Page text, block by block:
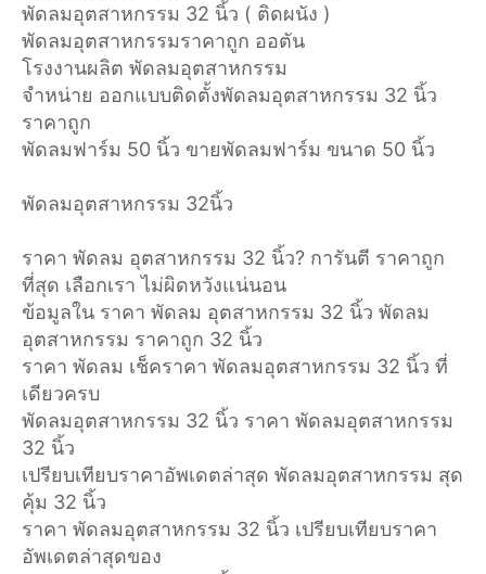
พัดลมอุตสาหกรรม 32 นิ้ว ( ติดผนัง )
พัดลมอุตสาหกรรมราคาถูก ออตัน
โรงงานผลิต พัดลมอุตสาหกรรม
จำหน่าย ออกแบบติดตั้งพัดลมอุตสาหกรรม 32 นิ้ว
ราคาถูก
พัดลมฟาร์ม 50 นิ้ว ขายพัดลมฟาร์ม ขนาด 50 นิ้ว
พัดลมอุตสาหกรรม 32นิ้ว
ราคา พัดลม อุตสาหกรรม 32 นิ้ว? การันตี ราคาถูก
ที่สุด เลือกเรา ไม่ผิดหวังแน่นอน
ข้อมูลใน ราคา พัดลม อุตสาหกรรม 32 นิ้ว พัดลม
อุตสาหกรรม ราคาถูก 32 นิ้ว
ราคา พัดลม เช็คราคา พัดลมอุตสาหกรรม 32 นิ้ว ที่
เดียวครบ
พัดลมอุตสาหกรรม 32 นิ้ว ราคา พัดลมอุตสาหกรรม
32 นิ้ว
เปรียบเทียบราคาอัพเดตล่าสุด พัดลมอุตสาหกรรม สุด
คุ้ม 32 นิ้ว
ราคา พัดลมอุตสาหกรรม 32 นิ้ว เปรียบเทียบราคา
อัพเดตล่าสุดของ